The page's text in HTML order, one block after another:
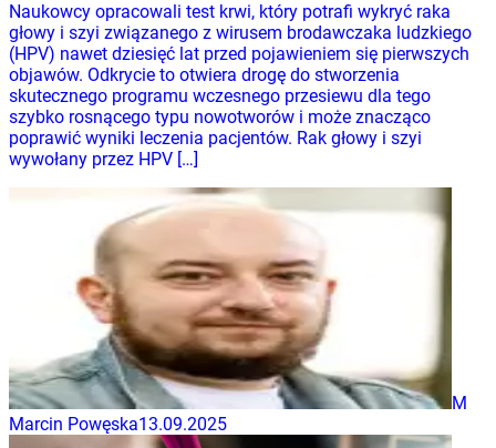
Naukowcy opracowali test krwi, który potrafi wykryć raka
głowy i szyi związanego z wirusem brodawczaka ludzkiego
(HPV) nawet dziesięć lat przed pojawieniem się pierwszych
objawów. Odkrycie to otwiera drogę do stworzenia
skutecznego programu wczesnego przesiewu dla tego
szybko rosnącego typu nowotworów i może znacząco
poprawić wyniki leczenia pacjentów. Rak głowy i szyi
wywołany przez HPV […]
M
Marcin Powęska13.09.2025